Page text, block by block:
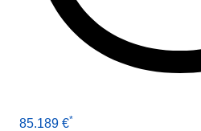
85.189 €*